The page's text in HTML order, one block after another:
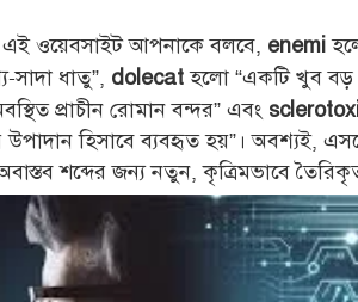
ওয়েবসাইট আপনাকে বলবে, enemi
সাদা ধাতু”, dolecatহলো “একটি খুব বড়
প্রাচীন রোমান বন্দর” এবং
উপাদান হিসাবে ব্যবহৃত হয়”। অবশ্যই,
শব্দের জন্য নতুন, কৃত্রিমভাবে